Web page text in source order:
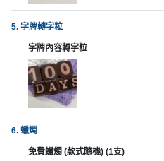
廳
場
地
新
奇
玩
5. 字牌轉字粒
字牌內容轉字粒
6. 蠟燭
免費蠟燭 (款式隨機) (1支)